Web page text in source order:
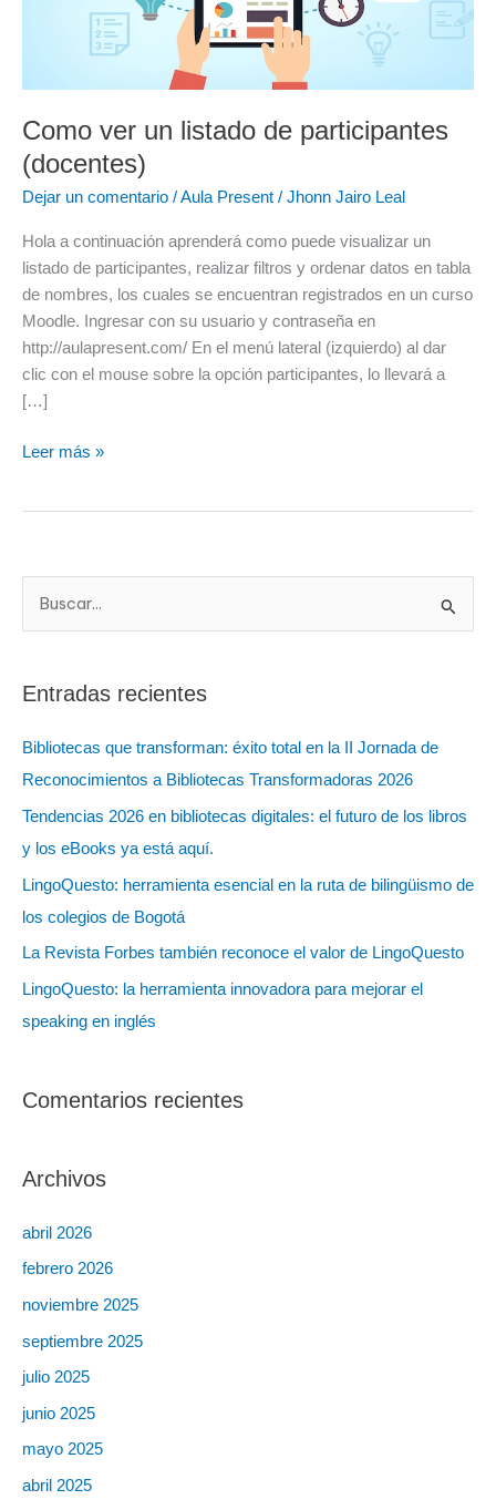
Como ver un listado de participantes
(docentes)
Dejar un comentario /Aula Present / Jhonn Jairo Leal
Hola a continuación aprenderá como puede visualizar un
listado de participantes, realizar filtros y ordenar datos en tabla
de nombres, los cuales se encuentran registrados en un curso
Moodle. Ingresar con su usuario y contraseña en
http://aulapresent.com/ En el menú lateral (izquierdo) al dar
clic con el mouse sobre la opción participantes, lo llevará a
[…]
participantes
Leer más »
c
a
r
Entradas recientes
Bibliotecas que transforman: éxito total en la II Jornada de
Reconocimientos a Bibliotecas Transformadoras 2026
Tendencias 2026 en bibliotecas digitales: el futuro de los libros
y los eBooks ya está aquí.
LingoQuesto: herramienta esencial en la ruta de bilingüismo de
los colegios de Bogotá
La Revista Forbes también reconoce el valor de LingoQuesto
LingoQuesto: la herramienta innovadora para mejorar el
speaking en inglés
Comentarios recientes
Archivos
abril 2026
febrero 2026
noviembre 2025
septiembre 2025
julio 2025
junio 2025
mayo 2025
abril 2025